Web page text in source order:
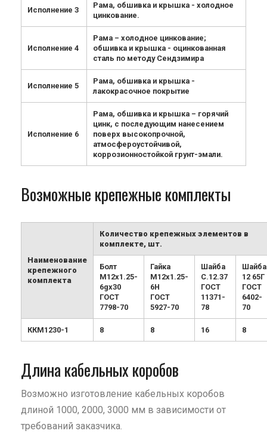
Исполнение 3
Рама, обшивка и крышка - холодное
цинкование.
Исполнение 4
Рама – холодное цинкование;
обшивка и крышка - оцинкованная
сталь по методу Сендзимира
Исполнение 5
Рама, обшивка и крышка -
лакокрасочное покрытие
Исполнение 6
Рама, обшивка и крышка – горячий
цинк, с последующим нанесением
поверх высокопрочной,
атмосфероустойчивой,
коррозионностойкой грунт-эмали.
Возможные крепежные комплекты
Наименование
крепежного
комплекта
Количество крепежных элементов в
комплекте, шт.
Болт
М12х1.25-
6gx30
ГОСТ
7798-70
Гайка
М12х1.25-
6H
ГОСТ
5927-70
Шайба
С.12.37
ГОСТ
11371-
78
Шайба
12 65Г
ГОСТ
6402-
70
ККМ1230-1 8 8 16 8
Длина кабельных коробов
Возможно изготовление кабельных коробов
длиной 1000, 2000, 3000 мм в зависимости от
требований заказчика.